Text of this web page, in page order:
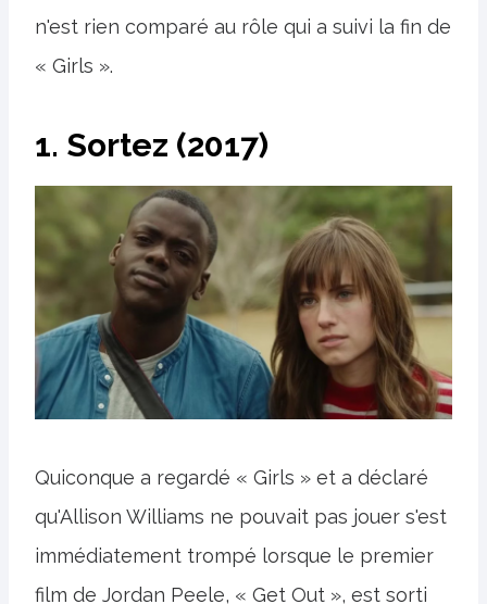
n'est rien comparé au rôle qui a suivi la fin de
« Girls ».
1. Sortez (2017)
Quiconque a regardé « Girls » et a déclaré
qu'Allison Williams ne pouvait pas jouer s'est
immédiatement trompé lorsque le premier
film de Jordan Peele, « Get Out », est sorti